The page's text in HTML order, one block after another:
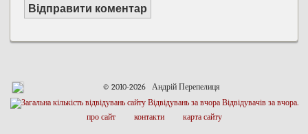
Відправити коментар
© 2010-2026 Андрій Перепелиця
про сайт контакти карта сайту